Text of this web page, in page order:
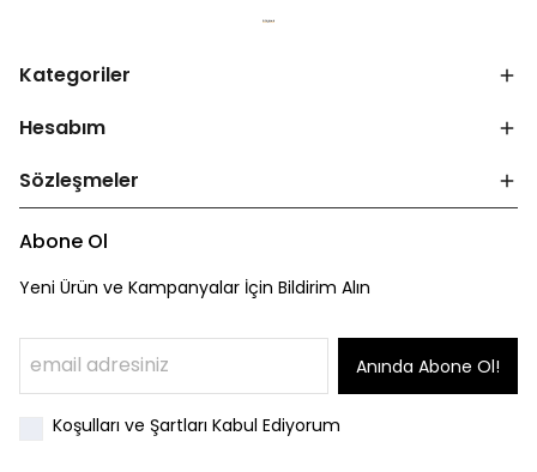
Kategoriler
Hesabım
Sözleşmeler
Abone Ol
Yeni Ürün ve Kampanyalar İçin Bildirim Alın
Anında Abone Ol!
Koşulları ve Şartları Kabul Ediyorum